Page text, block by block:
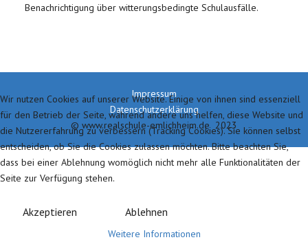
Benachrichtigung über witterungsbedingte Schulausfälle.
Impressum
Datenschutzerklärung
© www.realschule-emlichheim.de 2023
Wir nutzen Cookies auf unserer Website. Einige von ihnen sind essenziell
für den Betrieb der Seite, während andere uns helfen, diese Website und
die Nutzererfahrung zu verbessern (Tracking Cookies). Sie können selbst
entscheiden, ob Sie die Cookies zulassen möchten. Bitte beachten Sie,
dass bei einer Ablehnung womöglich nicht mehr alle Funktionalitäten der
Seite zur Verfügung stehen.
Akzeptieren Ablehnen
Weitere Informationen